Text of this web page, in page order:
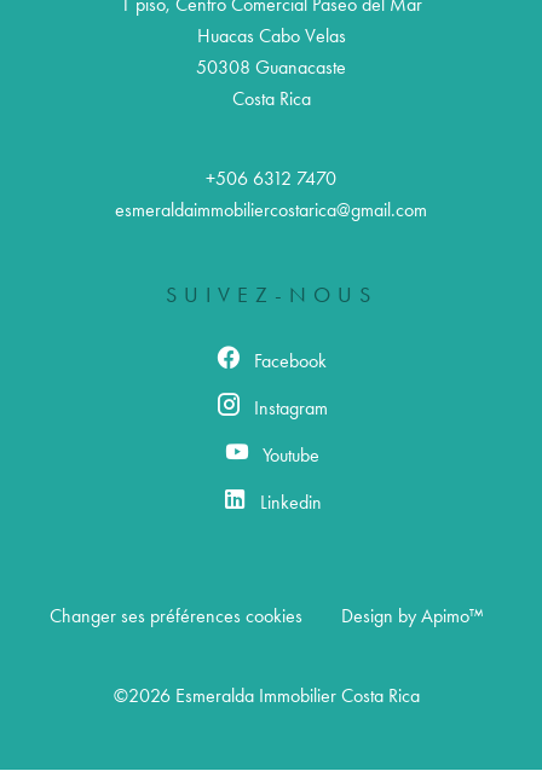
Huacas Cabo Velas
50308 Guanacaste
Costa Rica
+506 6312 7470
esmeraldaimmobiliercostarica@gmail.com
SUIVEZ-NOUS
Facebook
Instagram
Youtube
Linkedin
Changer ses préférences cookies Design by Apimo™
©2026 Esmeralda Immobilier Costa Rica